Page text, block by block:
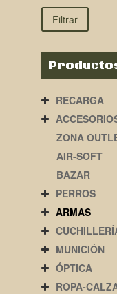
Filtrar
RECARGA
ZONA
AIR-SOFT
BAZAR
PERROS
ARMAS
MUNICIÓN
ÓPTICA
ROPA-